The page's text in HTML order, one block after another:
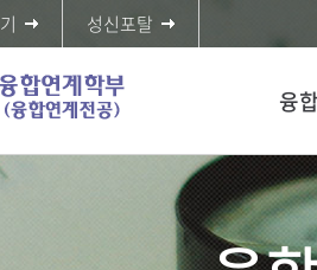
성신포탈
융